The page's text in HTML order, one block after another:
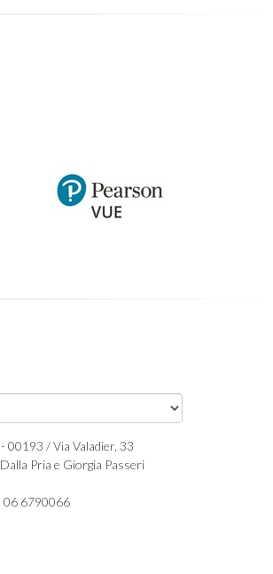
00193 / Via Valadier, 33
Pria e Giorgia Passeri
06 6790066